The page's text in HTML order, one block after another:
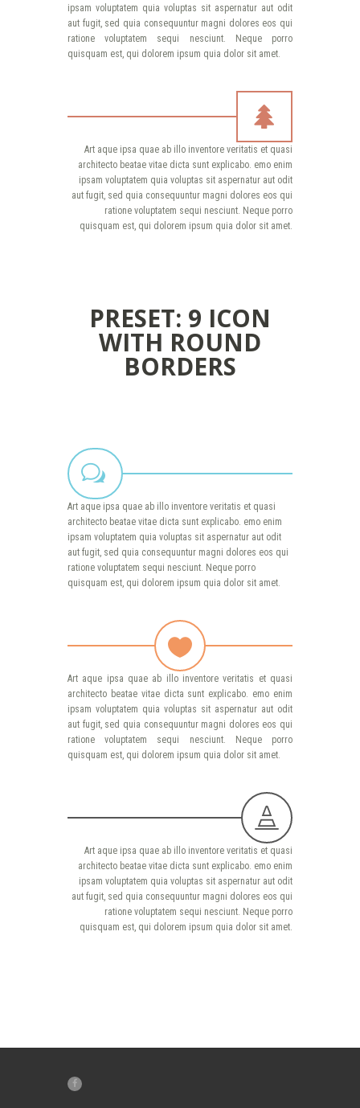
ipsam voluptatem quia voluptas sit aspernatur aut odit
aut fugit, sed quia consequuntur magni dolores eos qui
ratione voluptatem sequi nesciunt. Neque porro
quisquam est, qui dolorem ipsum quia dolor sit amet.
Art aque ipsa quae ab illo inventore veritatis et quasi
architecto beatae vitae dicta sunt explicabo. emo enim
ipsam voluptatem quia voluptas sit aspernatur aut odit
aut fugit, sed quia consequuntur magni dolores eos qui
ratione voluptatem sequi nesciunt. Neque porro
quisquam est, qui dolorem ipsum quia dolor sit amet.
PRESET: 9 ICON
WITH ROUND
BORDERS
Art aque ipsa quae ab illo inventore veritatis et quasi
architecto beatae vitae dicta sunt explicabo. emo enim
ipsam voluptatem quia voluptas sit aspernatur aut odit
aut fugit, sed quia consequuntur magni dolores eos qui
ratione voluptatem sequi nesciunt. Neque porro
quisquam est, qui dolorem ipsum quia dolor sit amet.
Art aque ipsa quae ab illo inventore veritatis et quasi
architecto beatae vitae dicta sunt explicabo. emo enim
ipsam voluptatem quia voluptas sit aspernatur aut odit
aut fugit, sed quia consequuntur magni dolores eos qui
ratione voluptatem sequi nesciunt. Neque porro
quisquam est, qui dolorem ipsum quia dolor sit amet.
Art aque ipsa quae ab illo inventore veritatis et quasi
architecto beatae vitae dicta sunt explicabo. emo enim
ipsam voluptatem quia voluptas sit aspernatur aut odit
aut fugit, sed quia consequuntur magni dolores eos qui
ratione voluptatem sequi nesciunt. Neque porro
quisquam est, qui dolorem ipsum quia dolor sit amet.